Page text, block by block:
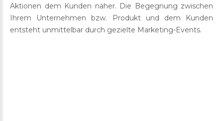
Aktionen dem Kunden näher. Die Begegnung zwischen
Ihrem Unternehmen bzw. Produkt und dem Kunden
entsteht unmittelbar durch gezielte Marketing-Events.